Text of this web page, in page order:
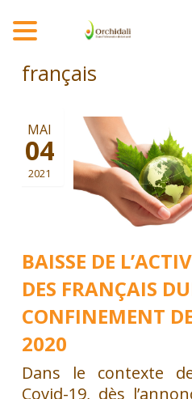
français
BAISSE DE
DES FRANÇAIS
CONFINEMENT
2020
MAI
04
2021
Dans le contexte
Covid-19, dès